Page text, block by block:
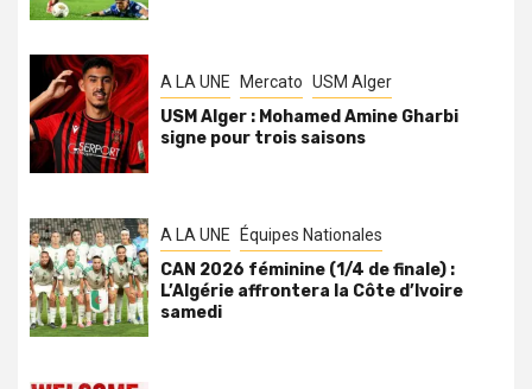
A LA UNE Mercato USM Alger
USM Alger : Mohamed Amine Gharbi
signe pour trois saisons
A LA UNE Équipes Nationales
CAN 2026 féminine (1/4 de finale) :
L’Algérie affrontera la Côte d’Ivoire
samedi